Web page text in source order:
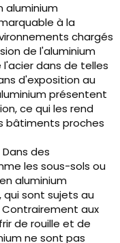
aluminium
à la
chargés
de l'aluminium
dans de telles
d'exposition au
présentent
ce qui les rend
bâtiments proches
Dans des
les sous-sols ou
aluminium
sont sujets au
aux
de rouille et de
ne sont pas